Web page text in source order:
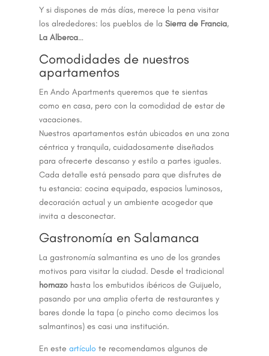
Y si dispones de más días, merece la pena visitar
los alrededores: los pueblos de la Sierra de Francia,
La Alberca…
Comodidades de nuestros
apartamentos
En Ando Apartments queremos que te sientas
como en casa, pero con la comodidad de estar de
vacaciones.
Nuestros apartamentos están ubicados en una zona
céntrica y tranquila, cuidadosamente diseñados
para ofrecerte descanso y estilo a partes iguales.
Cada detalle está pensado para que disfrutes de
tu estancia: cocina equipada, espacios luminosos,
decoración actual y un ambiente acogedor que
invita a desconectar.
Gastronomía en Salamanca
La gastronomía salmantina es uno de los grandes
motivos para visitar la ciudad. Desde el tradicional
hornazohasta los embutidos ibéricos de Guijuelo,
pasando por una amplia oferta de restaurantes y
bares donde la tapa (o pincho como decimos los
salmantinos) es casi una institución.
En este artículo te recomendamos algunos de